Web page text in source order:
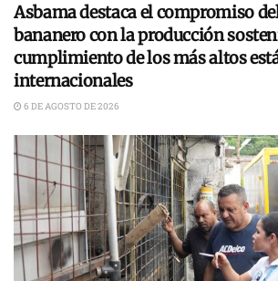
Asbama destaca el compromiso
bananero con la producción
cumplimiento de los más altos
internacionales
6 DE AGOSTO DE 2026